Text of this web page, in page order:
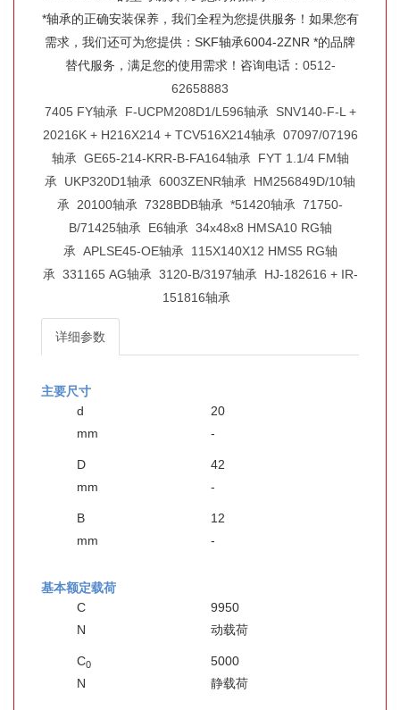
*轴承的正确安装保养，我们全程为您提供服务！如果您有
需求，我们还可为您提供：SKF轴承6004-2ZNR *的品牌
替代服务，满足您的使用需求！咨询电话： 0512-
62658883
7405 FY轴承 F-UCPM208D1/L596轴承 SNV140-F-L +
20216K + H216X214 + TCV516X214轴承 07097/07196
轴承 GE65-214-KRR-B-FA164轴承 FYT 1.1/4 FM轴
承 UKP320D1轴承 6003ZENR轴承 HM256849D/10轴
承 20100轴承 7328BDB轴承 *51420轴承 71750-
B/71425轴承 E6轴承 34x48x8 HMSA10 RG轴
承 APLSE45-OE轴承 115X140X12 HMS5 RG轴
承 331165 AG轴承 3120-B/3197轴承 HJ-182616 + IR-
151816轴承
详细参数
主要尺寸
d
20
mm
-
D
42
mm
-
B
12
mm
-
基本额定载荷
C
9950
N
动载荷
C0
5000
N
静载荷